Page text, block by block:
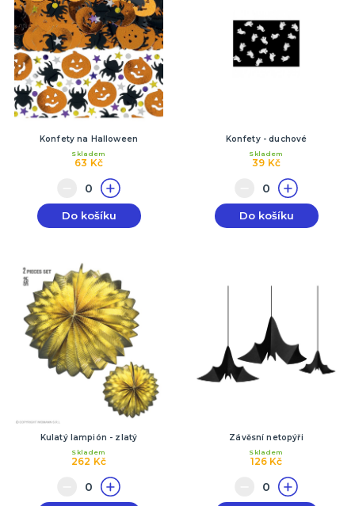
Konfety na Halloween
63 Kč
Skladem
Do košíku
Konfety - duchové
39 Kč
Skladem
Do košíku
Kulatý lampión - zlatý
262 Kč
Skladem
Závěsní netopýři
126 Kč
Skladem